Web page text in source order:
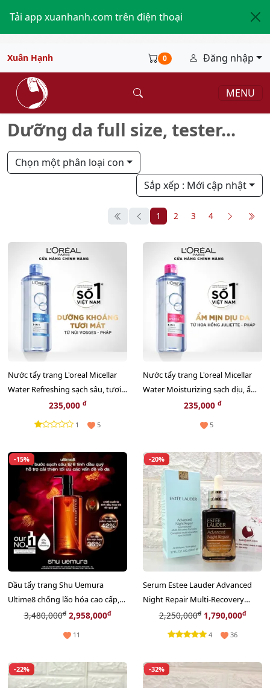
Tải app xuanhanh.com trên điện thoại
Xuân Hạnh 0 Đăng nhập
MENU
Dưỡng da full size, tester...
Chọn một phân loại con
Sắp xếp : Mới cập nhật
1 2 3 4
Nước tẩy trang L'oreal Micellar
Water Refreshing sạch sâu, tươi
mới da - 400ml235,000 đ
1 5
Nước tẩy trang L'oreal Micellar
Water Moisturizing sạch dịu, ẩm
mịn da - 400ml235,000 đ
5
-15%
Dầu tẩy trang Shu Uemura
Ultime8 chống lão hóa cao cấp,
dòng cải tiến - 450ml bigsize
3,480,000đ2,958,000đ
11
-20%
Serum Estee Lauder Advanced
Night Repair Multi-Recovery
chống lão hóa chuyên sâu, 50ml
2,250,000đ1,790,000đ
4 36
-22% -32%